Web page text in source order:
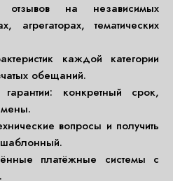
отзывов на независимых
тематических
каждой категории
обещаний.
конкретный срок,
вопросы и получить
шаблонный.
платёжные системы с